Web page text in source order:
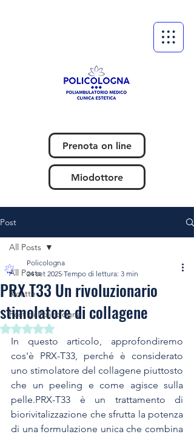
Prenota on line
Miodottore
Post
All Posts
Ricette
Post di Policologna
All Posts
PRX T33 Un rivoluzionario
stimolatore di collagene
Policologna
24 set 2025 Tempo di lettura: 3 min
Valutazione NaN stelle su 5.
In questo articolo, approfondiremo
cos'è PRX-T33, perché è considerato
uno stimolatore del collagene piuttosto
che un peeling e come agisce sulla
pelle.PRX-T33 è un trattamento di
biorivitalizzazione che sfrutta la potenza
di una formulazione unica che combina